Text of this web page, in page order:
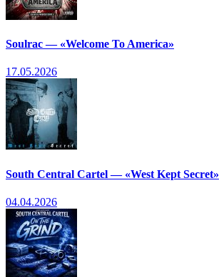
Soulrac — «Welcome To America»
17.05.2026
South Central Cartel — «West Kept Secret»
04.04.2026